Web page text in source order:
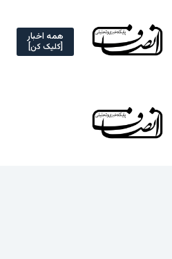
content
همه اخبار
[کلیک کن]